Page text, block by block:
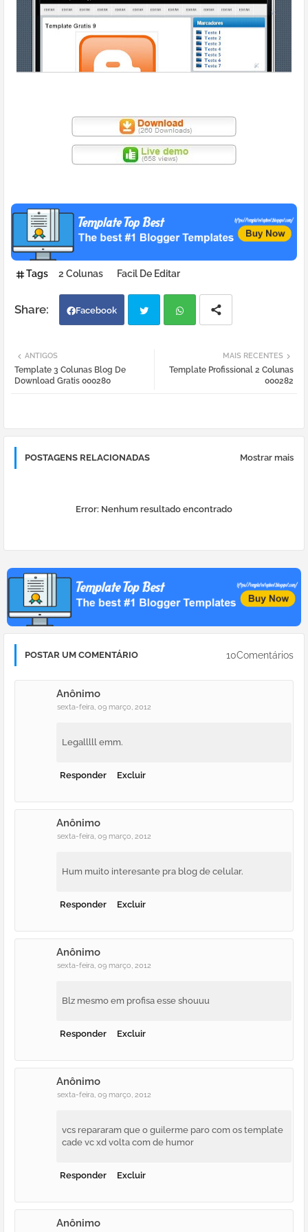
Tags 2 Colunas Facil De Editar
Facebook
atsa
MAIS RECENTES
Template Profissional 2 Colunas
000282
ANTIGOS
Template 3 Colunas Blog De
Download Gratis 000280
POSTAGENS RELACIONADAS Mostrar mais
Error: Nenhum resultado encontrado
POSTAR UM COMENTÁRIO 10Comentários
Anônimo
sexta-feira, 09 março, 2012
Legalllll emm.
Responder Excluir
Anônimo
sexta-feira, 09 março, 2012
Hum muito interesante pra blog de celular.
Responder Excluir
Anônimo
sexta-feira, 09 março, 2012
Blz mesmo em profisa esse shouuu
Responder Excluir
Anônimo
sexta-feira, 09 março, 2012
vcs repararam que o guilerme paro com os template
cade vc xd volta com de humor
Responder Excluir
Anônimo